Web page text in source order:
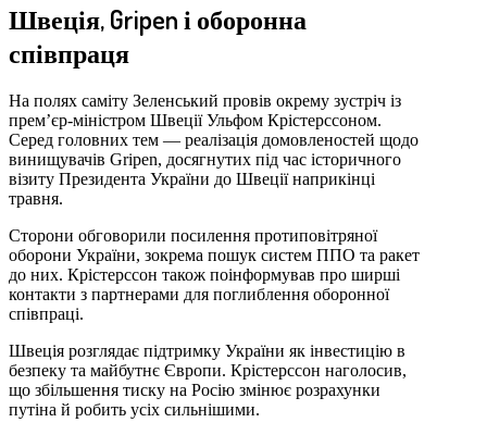
Швеція, Gripen і оборонна
співпраця
На полях саміту Зеленський провів окрему зустріч із
прем’єр-міністром Швеції Ульфом Крістерссоном.
Серед головних тем — реалізація домовленостей щодо
винищувачів Gripen, досягнутих під час історичного
візиту Президента України до Швеції наприкінці
травня.
Сторони обговорили посилення протиповітряної
оборони України, зокрема пошук систем ППО та ракет
до них. Крістерссон також поінформував про ширші
контакти з партнерами для поглиблення оборонної
співпраці.
Швеція розглядає підтримку України як інвестицію в
безпеку та майбутнє Європи. Крістерссон наголосив,
що збільшення тиску на Росію змінює розрахунки
путіна й робить усіх сильнішими.